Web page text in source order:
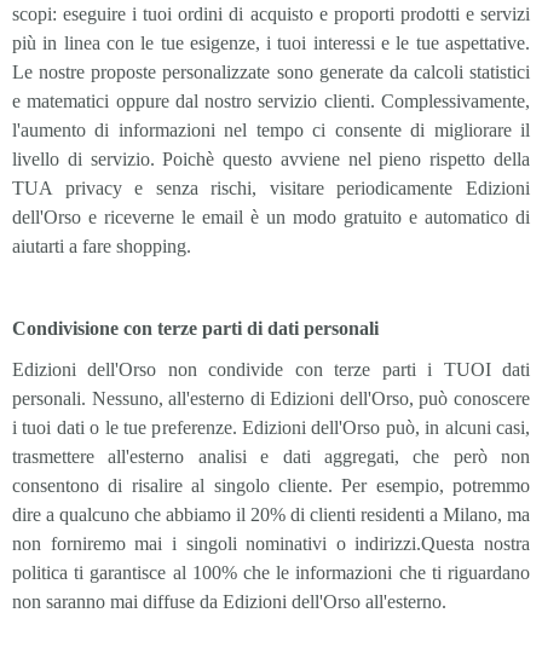
scopi: eseguire i tuoi ordini di acquisto e proporti prodotti e servizi
più in linea con le tue esigenze, i tuoi interessi e le tue aspettative.
Le nostre proposte personalizzate sono generate da calcoli statistici
e matematici oppure dal nostro servizio clienti. Complessivamente,
l'aumento di informazioni nel tempo ci consente di migliorare il
livello di servizio. Poichè questo avviene nel pieno rispetto della
TUA privacy e senza rischi, visitare periodicamente Edizioni
dell'Orso e riceverne le email è un modo gratuito e automatico di
aiutarti a fare shopping.
Condivisione con terze parti di dati personali
Edizioni dell'Orso non condivide con terze parti i TUOI dati
personali. Nessuno, all'esterno di Edizioni dell'Orso, può conoscere
i tuoi dati o le tue preferenze. Edizioni dell'Orso può, in alcuni casi,
trasmettere all'esterno analisi e dati aggregati, che però non
consentono di risalire al singolo cliente. Per esempio, potremmo
dire a qualcuno che abbiamo il 20% di clienti residenti a Milano, ma
non forniremo mai i singoli nominativi o indirizzi.Questa nostra
politica ti garantisce al 100% che le informazioni che ti riguardano
non saranno mai diffuse da Edizioni dell'Orso all'esterno.